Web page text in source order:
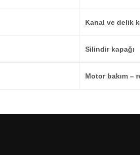
Kanal ve delik
Silindir kapağı
Motor bakım –